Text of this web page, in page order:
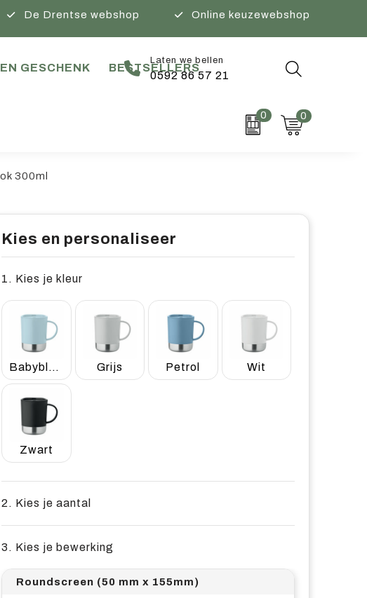
De Drentse webshop
Online keuzewebshop
GESCHENK BESTSELLERS
Laten we bellen
0592 86 57 21
0 0
300ml
Kies en personaliseer
1. Kies je kleur
Babyblauw Grijs Petrol Wit
Zwart
2. Kies je aantal
3. Kies je bewerking
Roundscreen (50 mm x 155mm)